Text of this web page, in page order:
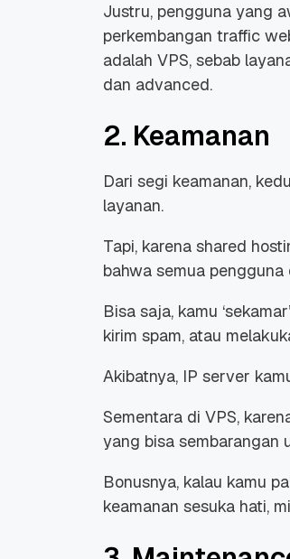
Justru, pengguna yang
perkembangan traffic
adalah VPS, sebab
dan advanced.
2. Keamanan
Dari segi keamanan,
layanan.
Tapi, karena shared
bahwa semua
Bisa saja, kamu
kirim spam, atau
Akibatnya, IP server
Sementara di VPS,
yang bisa sembarangan
Bonusnya, kalau kamu
keamanan sesuka hati,